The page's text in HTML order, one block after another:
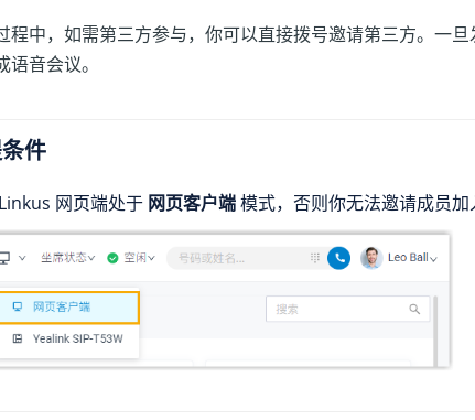
程中，如需第三方参与，你可以直接拨号邀请第三方。一
语音会议。
件
网页端处于 网页客户端模式，否则你无法邀请成员加